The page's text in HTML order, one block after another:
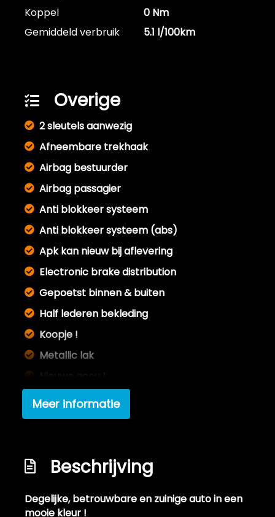
Koppel
0 Nm
Gemiddeld verbruik
5.1 l/100km
Overige
2 sleutels aanwezig
Afneembare trekhaak
Airbag bestuurder
Airbag passagier
Anti blokkeer systeem
Anti blokkeer systeem (abs)
Apk kan nieuw bij aflevering
Electronic brake distribution
Gepoetst binnen & buiten
Half lederen bekleding
Koopje !
Metallic lak
Nieuwe accu !
Nl auto !
Olie & filters vervangen (kleine beurt)
Schadevrij / roestvrij
Wieldoppen
Meer informatie
Beschrijving
Degelijke, betrouwbare en zuinige auto in een
mooie kleur !